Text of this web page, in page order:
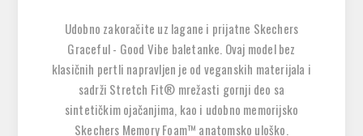
Udobno zakoračite uz lagane i prijatne Skechers
Graceful - Good Vibe baletanke. Ovaj model bez
klasičnih pertli napravljen je od veganskih materijala i
sadrži Stretch Fit® mrežasti gornji deo sa
sintetičkim ojačanjima, kao i udobno memorijsko
Skechers Memory Foam™ anatomsko uloško.